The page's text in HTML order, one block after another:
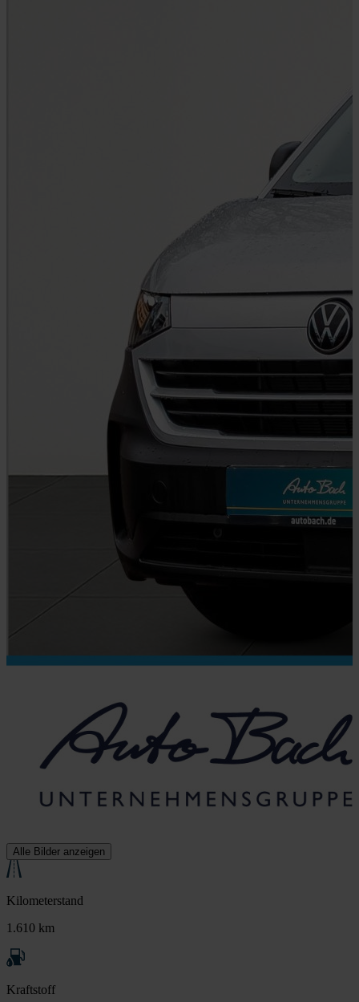
Alle Bilder anzeigen
Kilometerstand
1.610 km
Kraftstoff